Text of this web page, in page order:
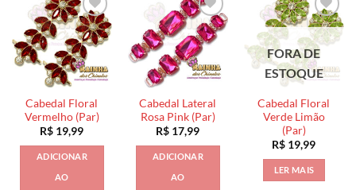
Cabedal Floral
Vermelho (Par)
R$ 19,99
ADICIONAR
AO
Cabedal Lateral
Rosa Pink (Par)
R$ 17,99
ADICIONAR
AO
FORA DE
ESTOQUE
Cabedal Floral
Verde Limão
(Par)
R$ 19,99
LER MAIS